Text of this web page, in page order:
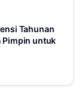
Tahunan
Pimpin untuk